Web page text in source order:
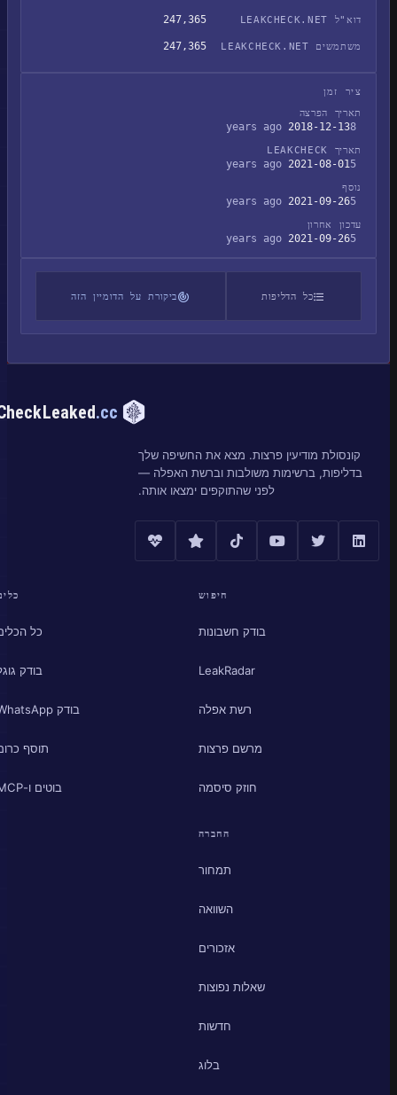
דוא"ל LEAKCHECK.NET 247,365
משתמשים LEAKCHECK.NET 247,365
ציר זמן
תאריך הפרצה
2018-12-13
תאריך LEAKCHECK
2021-08-01
נוסף
2021-09-26
עדכון אחרון
2021-09-26
כל הדליפות ביקורת על הדומיין הזה
CheckLeaked.cc
קונסולת מודיעין פרצות. מצא את החשיפה שלך
בדליפות, ברשימות משולבות וברשת האפלה —
לפני שהתוקפים ימצאו אותה.
חיפוש
בודק חשבונות
LeakRadar
רשת אפלה
מרשם פרצות
חוזק סיסמה
כלים
כל הכלים
בודק גוגל
בודק WhatsApp
תוסף כרום
בוטים ו-MCP
החברה
תמחור
השוואה
אזכורים
שאלות נפוצות
חדשות
בלוג